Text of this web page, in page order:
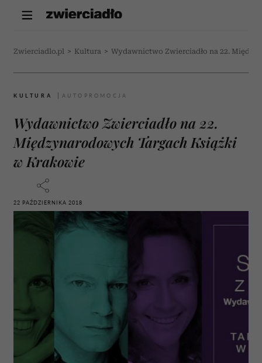
Zwierciadlo.pl > Kultura > Wydawnictwo Zwierciadło na 22.
KULTURA
Wydawnictwo Zwierciadło na 22.
Międzynarodowych Targach Książki
w Krakowie
22 PAŹDZIERNIKA 2018